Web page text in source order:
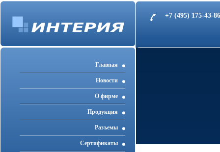
+7 (495) 175-43-
Главная
Новости
О фирме
Продукция
Разъемы
Cертификаты